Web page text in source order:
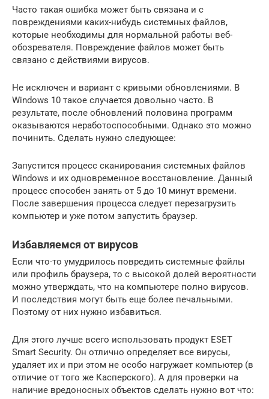
Часто такая ошибка может быть связана и с
повреждениями каких-нибудь системных файлов,
которые необходимы для нормальной работы веб-
обозревателя. Повреждение файлов может быть
связано с действиями вирусов.
Не исключен и вариант с кривыми обновлениями. В
Windows 10 такое случается довольно часто. В
результате, после обновлений половина программ
оказываются неработоспособными. Однако это можно
починить. Сделать нужно следующее:
Запустится процесс сканирования системных файлов
Windows и их одновременное восстановление. Данный
процесс способен занять от 5 до 10 минут времени.
После завершения процесса следует перезагрузить
компьютер и уже потом запустить браузер.
Избавляемся от вирусов
Если что-то умудрилось повредить системные файлы
или профиль браузера, то с высокой долей вероятности
можно утверждать, что на компьютере полно вирусов.
И последствия могут быть еще более печальными.
Поэтому от них нужно избавиться.
Для этого лучше всего использовать продукт ESET
Smart Security. Он отлично определяет все вирусы,
удаляет их и при этом не особо нагружает компьютер (в
отличие от того же Касперского). А для проверки на
наличие вредоносных объектов сделать нужно вот что: